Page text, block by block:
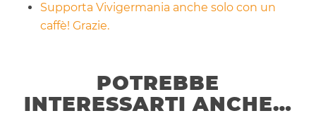
Supporta Vivigermania anche solo con un
caffè! Grazie.
POTREBBE
INTERESSARTI ANCHE…